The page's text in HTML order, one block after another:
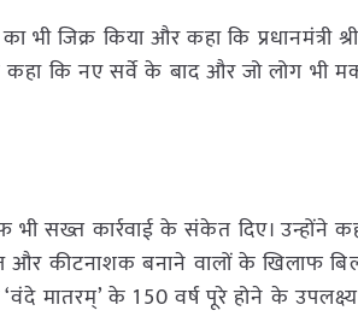
भी जिक्र किया और कहा कि प्रधानमंत्री
कि नए सर्वे के बाद और जो लोग भी
भी सख्त कार्रवाई के संकेत दिए। उन्होंने
कीटनाशक बनाने वालों के खिलाफ
मातरम्’ के 150 वर्ष पूरे होने के